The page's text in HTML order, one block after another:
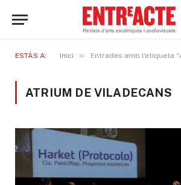
ESTÀS A: Inici » Entrades amb l'etiqueta
ATRIUM DE VILADECANS